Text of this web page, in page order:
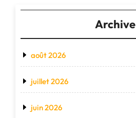
Archive
août 2026
juillet 2026
juin 2026